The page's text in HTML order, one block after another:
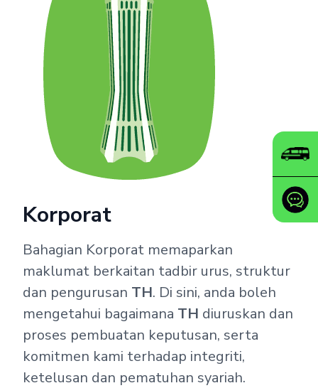
Korporat
Bahagian Korporat memaparkan
maklumat berkaitan tadbir urus, struktur
dan pengurusan TH. Di sini, anda boleh
mengetahui bagaimana TH diuruskan dan
proses pembuatan keputusan, serta
komitmen kami terhadap integriti,
ketelusan dan pematuhan syariah.